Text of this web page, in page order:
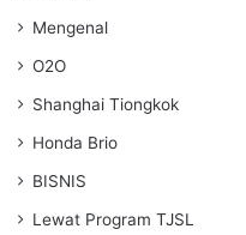
Mengenal
O2O
Shanghai Tiongkok
Honda Brio
BISNIS
Lewat Program TJSL